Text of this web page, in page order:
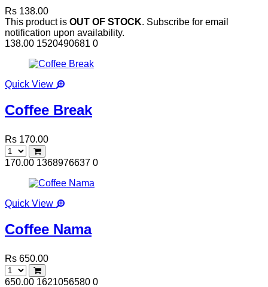
Rs 138.00
This product is OUT OF STOCK. Subscribe for email
notification upon availability.
138.00 1520490681 0
Quick View
Coffee Break
Rs 170.00
170.00 1368976637 0
Quick View
Coffee Nama
Rs 650.00
650.00 1621056580 0